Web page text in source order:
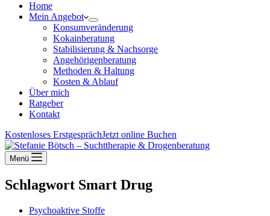
Home
Mein Angebot
Konsumveränderung
Kokainberatung
Stabilisierung & Nachsorge
Angehörigenberatung
Methoden & Haltung
Kosten & Ablauf
Über mich
Ratgeber
Kontakt
Kostenloses ErstgesprächJetzt online Buchen
Menü
Schlagwort Smart Drug
Psychoaktive Stoffe